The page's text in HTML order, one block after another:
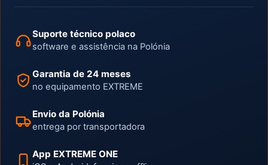
Suporte técnico polaco
software e assistência na Polónia
Garantia de 24 meses
no equipamento EXTREME
Envio da Polónia
entrega por transportadora
App EXTREME ONE